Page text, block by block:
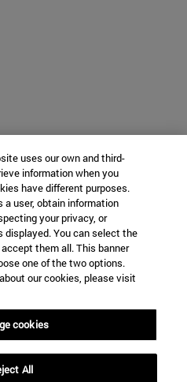
uses our own and third-
information when you
have different purposes.
a user, obtain information
your privacy, or
You can select the
them all. This banner
one of the two options.
our cookies, please visit
cookies
All